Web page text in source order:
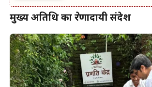
मुख्य अतिथि का प्रेरणादायी संदेश